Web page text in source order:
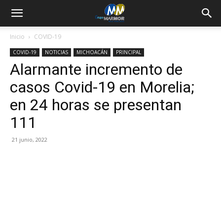
Inicio COVID-19
COVID-19 NOTICIAS MICHOACÁN PRINCIPAL
Alarmante incremento de
casos Covid-19 en Morelia;
en 24 horas se presentan
111
21 junio, 2022